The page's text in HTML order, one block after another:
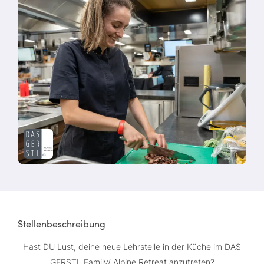
Stellenbeschreibung
Hast DU Lust, deine neue Lehrstelle in der Küche im DAS
GERSTL Family/ Alpine Retreat anzutreten?